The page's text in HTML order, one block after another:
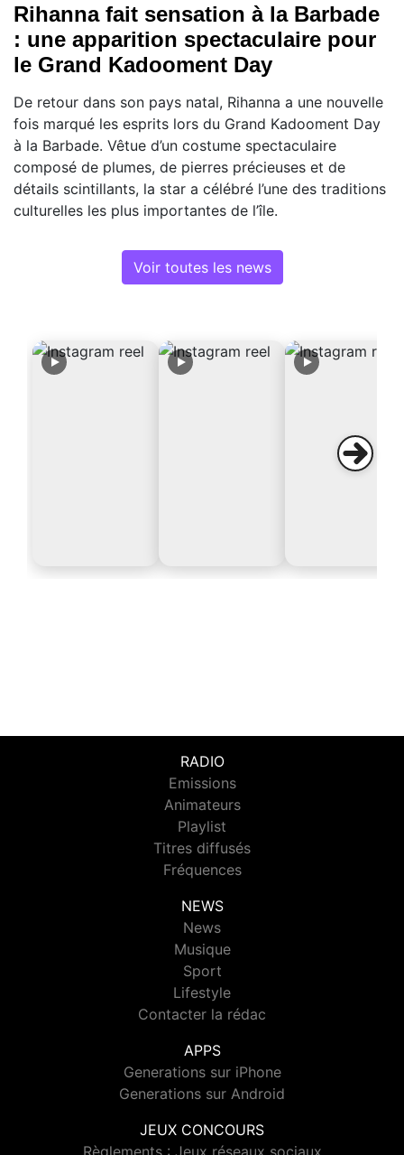
Rihanna fait sensation à la Barbade
: une apparition spectaculaire pour
le Grand Kadooment Day
De retour dans son pays natal, Rihanna a une nouvelle
fois marqué les esprits lors du Grand Kadooment Day
à la Barbade. Vêtue d’un costume spectaculaire
composé de plumes, de pierres précieuses et de
détails scintillants, la star a célébré l’une des traditions
culturelles les plus importantes de l’île.
Voir toutes les news
RADIO
Emissions
Animateurs
Playlist
Titres diffusés
Fréquences
NEWS
News
Musique
Sport
Lifestyle
Contacter la rédac
APPS
Generations sur iPhone
Generations sur Android
JEUX CONCOURS